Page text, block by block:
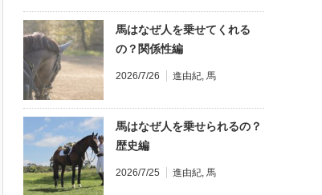
馬はなぜ人を乗せてくれる
の？関係性編
2026/7/26 進由紀 馬
馬はなぜ人を乗せられるの？
歴史編
2026/7/25 進由紀 馬